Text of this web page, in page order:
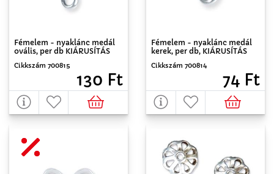
Fémelem - nyaklánc medál
ovális, per db KIÁRUSÍTÁS
Cikkszám 700815
130 Ft
Fémelem - nyaklánc medál
kerek, per db, KIÁRUSÍTÁS
Cikkszám 700814
74 Ft